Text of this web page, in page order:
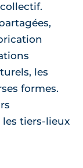
les
formes.
tiers-lieux